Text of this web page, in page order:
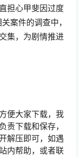
担心甲斐因过度
案件的调查中，
集，为剧情推进
便大家下载，我
责下载和保存，
解压即可，如遇
内帮助，或者联